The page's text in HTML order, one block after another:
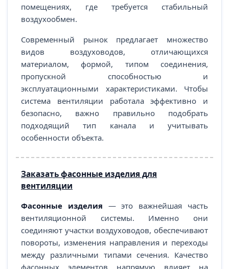
помещениях, где требуется стабильный
воздухообмен.
Современный рынок предлагает множество
видов воздуховодов, отличающихся
материалом, формой, типом соединения,
пропускной способностью и
эксплуатационными характеристиками. Чтобы
система вентиляции работала эффективно и
безопасно, важно правильно подобрать
подходящий тип канала и учитывать
особенности объекта.
Заказать фасонные изделия для
вентиляции
Фасонные изделия — это важнейшая часть
вентиляционной системы. Именно они
соединяют участки воздуховодов, обеспечивают
повороты, изменения направления и переходы
между различными типами сечения. Качество
фасонных элементов напрямую влияет на